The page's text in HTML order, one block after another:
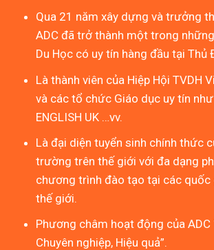
Qua 21 năm xây dựng và trưởng
ADC đã trở thành một trong
Du Học có uy tín hàng đầu tại Thủ
Là thành viên của Hiệp Hội TVDH
và các tổ chức Giáo dục uy tín như
ENGLISH UK …vv.
Là đại diện tuyển sinh chính thức
trường trên thế giới với đa dạng
chương trình đào tạo tại các quốc
thế giới.
Phương châm hoạt động của ADC
Chuyên nghiệp, Hiệu quả”.